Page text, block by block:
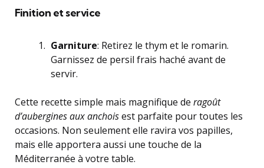
Finition et service
Garniture: Retirez le thym et le romarin.
Garnissez de persil frais haché avant de
servir.
Cette recette simple mais magnifique de ragoût
d’aubergines aux anchoisest parfaite pour toutes les
occasions. Non seulement elle ravira vos papilles,
mais elle apportera aussi une touche de la
Méditerranée à votre table.